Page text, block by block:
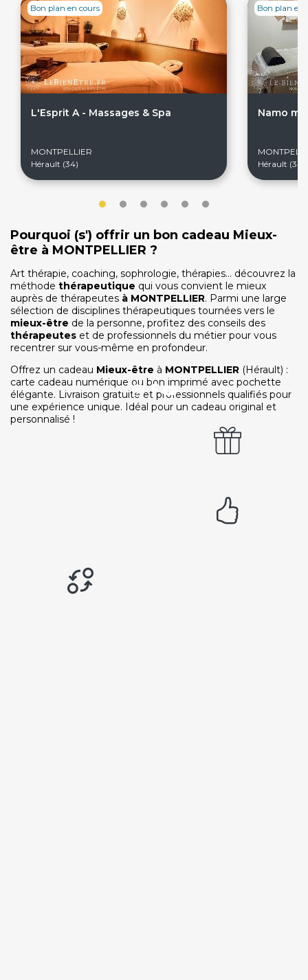
L'Esprit A - Massages & Spa
MONTPELLIER
Hérault (34)
Bon plan en cours
Namo
Hérault (34)
Bon plan en
Pourquoi (s') offrir un bon cadeau Mieux-
être à MONTPELLIER ?
Art thérapie, coaching, sophrologie, thérapies… découvrez la
méthode thérapeutique qui vous convient le mieux
auprès de thérapeutes à MONTPELLIER. Parmi une large
sélection de disciplines thérapeutiques tournées vers le
mieux-être de la personne, profitez des conseils des
thérapeutes et de professionnels du métier pour vous
recentrer sur vous-même en profondeur.
Offrez un cadeau Mieux-être à MONTPELLIER (Hérault) :
carte cadeau numérique ou bon imprimé avec pochette
élégante. Livraison gratuite et professionnels qualifiés pour
une expérience unique. Idéal pour un cadeau original et
personnalisé !
On discute ?
SERVICE CLIENTS LeBienEtre.fr
Tél
03 20 14 99 99
de 9h à 12h30 et de 14h à 18h
DEVENIR PARTENAIRE
Proposer mon établissement
Témoignages partenaires
RECRUTEMENT
Ouvrir une agence LeBienEtre.fr